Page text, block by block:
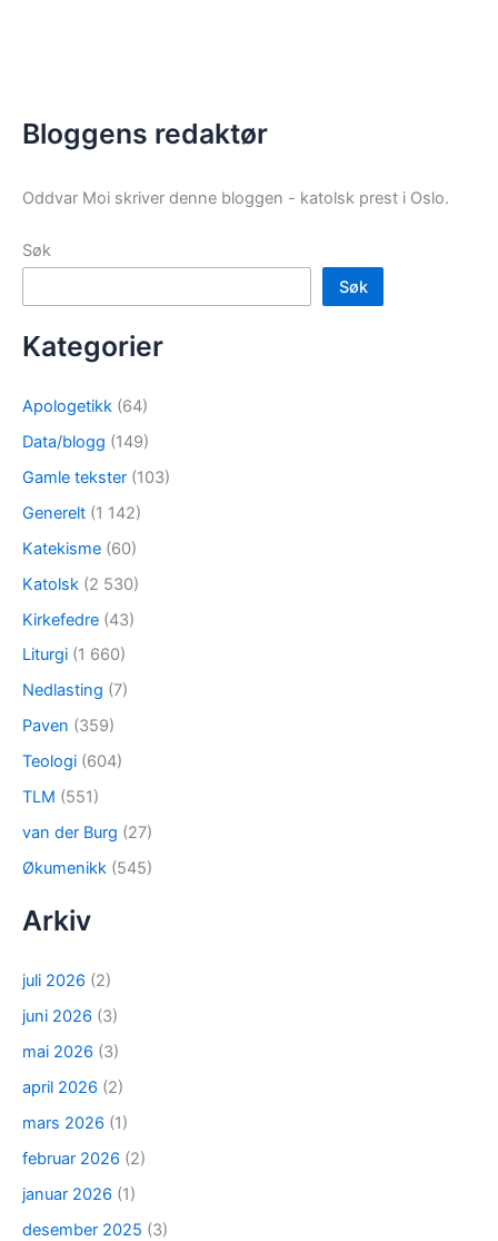
Bloggens redaktør
Oddvar Moi skriver denne bloggen - katolsk prest i Oslo.
Søk
Søk
Kategorier
Apologetikk (64)
Data/blogg (149)
Gamle tekster (103)
Generelt (1 142)
Katekisme (60)
Katolsk (2 530)
Kirkefedre (43)
Liturgi (1 660)
Nedlasting (7)
Paven (359)
Teologi (604)
TLM (551)
van der Burg (27)
Økumenikk (545)
Arkiv
juli 2026 (2)
juni 2026 (3)
mai 2026 (3)
april 2026 (2)
mars 2026 (1)
februar 2026 (2)
januar 2026 (1)
desember 2025 (3)